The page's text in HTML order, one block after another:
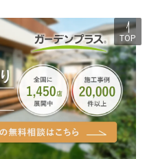
TOP